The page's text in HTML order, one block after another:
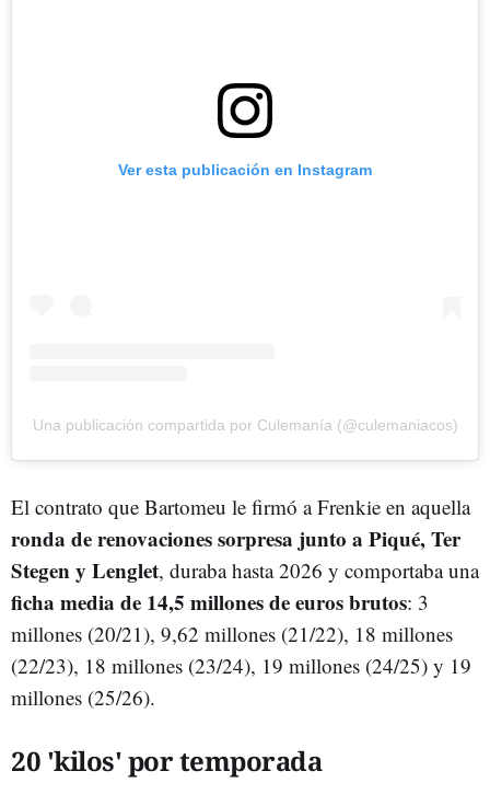
Ver esta publicación en Instagram
Una publicación compartida por Culemanía (@culemaniacos)
El contrato que Bartomeu le firmó a Frenkie en aquella
ronda de renovaciones sorpresa junto a Piqué, Ter
Stegen y Lenglet, duraba hasta 2026 y comportaba una
ficha media de 14,5 millones de euros brutos: 3
millones (20/21), 9,62 millones (21/22), 18 millones
(22/23), 18 millones (23/24), 19 millones (24/25) y 19
millones (25/26).
20 'kilos' por temporada